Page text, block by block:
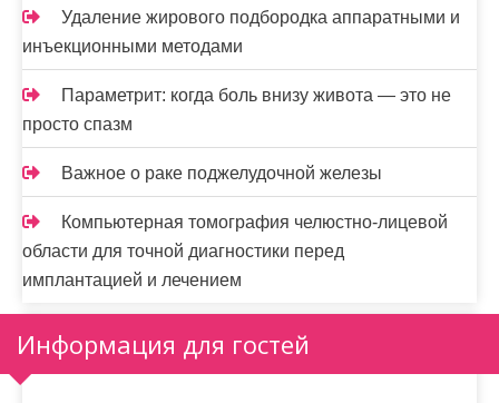
Удаление жирового подбородка аппаратными и
инъекционными методами
Параметрит: когда боль внизу живота — это не
просто спазм
Важное о раке поджелудочной железы
Компьютерная томография челюстно-лицевой
области для точной диагностики перед
имплантацией и лечением
Информация для гостей